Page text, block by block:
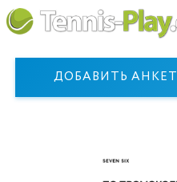
ДОБАВИТЬ